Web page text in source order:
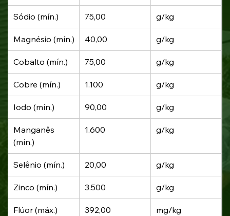
Sódio (mín.) 75,00 g/kg
Magnésio (mín.) 40,00 g/kg
Cobalto (mín.) 75,00 g/kg
Cobre (mín.) 1.100 g/kg
Iodo (mín.) 90,00 g/kg
Manganês
(mín.)
1.600 g/kg
Selênio (mín.) 20,00 g/kg
Zinco (mín.) 3.500 g/kg
Flúor (máx.) 392,00 mg/kg